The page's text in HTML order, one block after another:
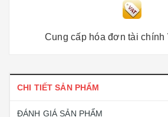
Cung cấp hóa đơn tài chính
CHI TIẾT SẢN PHẨM
ĐÁNH GIÁ SẢN PHẨM